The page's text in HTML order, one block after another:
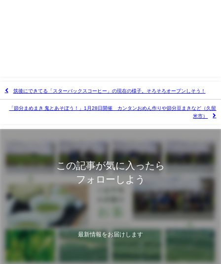
筑後にできてる「スターバックスコーヒー」の現在の様子。そろそろオープンしそう！
「節分まめまき 鬼とあそぼう！」1月28日開催 カンタンおめん作りや節分豆まきなど（久留
米市）
この記事が気に入ったら
フォローしよう
最新情報をお届けします